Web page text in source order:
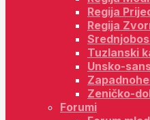
Regija
Regija
Tuzlanski
Unsko-
Zeničko-
Forumi